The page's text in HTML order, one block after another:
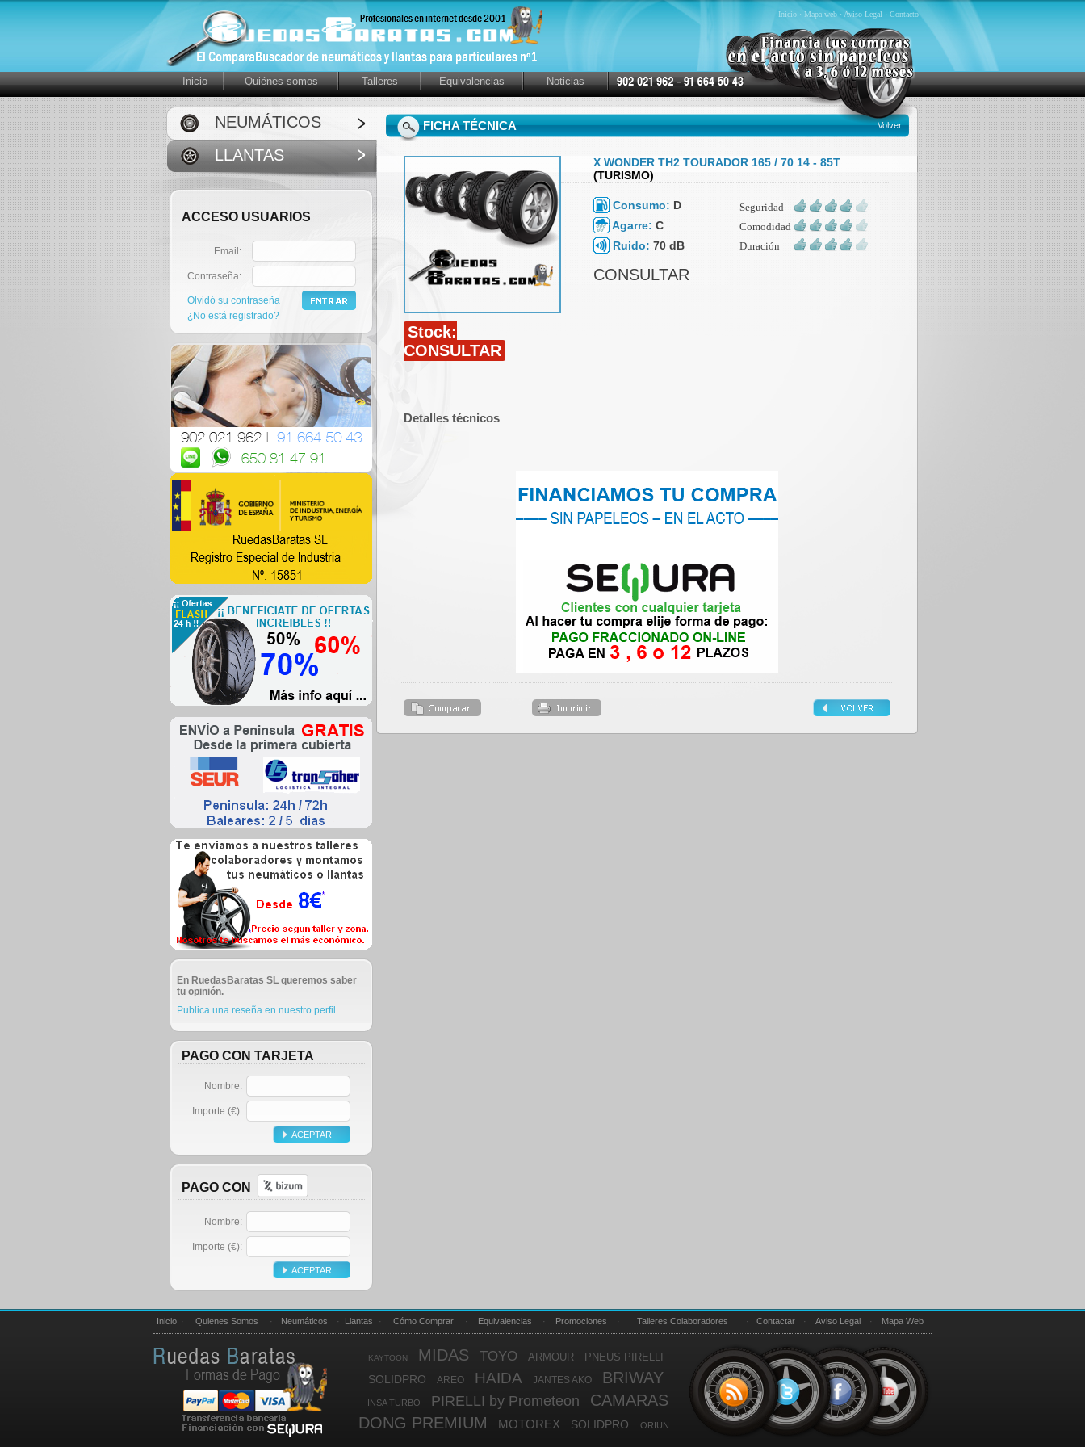
Inicio · Mapa web · Aviso Legal · Contacto
Inicio Quiénes somos Talleres Equivalencias Noticias
NEUMÁTICOS
LLANTAS
ACCESO USUARIOS
Email:
Contraseña:
Olvidó su contraseña
¿No está registrado?
En RuedasBaratas SL queremos saber
tu opinión.
Publica una reseña en nuestro perfil
PAGO CON TARJETA
Nombre:
Importe (€):
PAGO CON
Nombre:
Importe (€):
FICHA TÉCNICA Volver
Stock:
CONSULTAR
X WONDER TH2 TOURADOR 165 / 70 14 - 85T
(TURISMO)
Consumo: D
Agarre: C
Ruido: 70 dB
Seguridad
Comodidad
Duración
CONSULTAR
Detalles técnicos
Inicio · Quienes Somos · Neumáticos · Llantas · Cómo Comprar · Equivalencias · Promociones · Talleres Colaboradores · Contactar · Aviso Legal · Mapa Web
KAYTOON MIDAS TOYO ARMOUR PNEUS PIRELLI
SOLIDPRO AREO HAIDA JANTES AKO BRIWAY
INSA TURBO PIRELLI by Prometeon
CAMARAS
DONG PREMIUM
MOTOREX SOLIDPRO ORIUN